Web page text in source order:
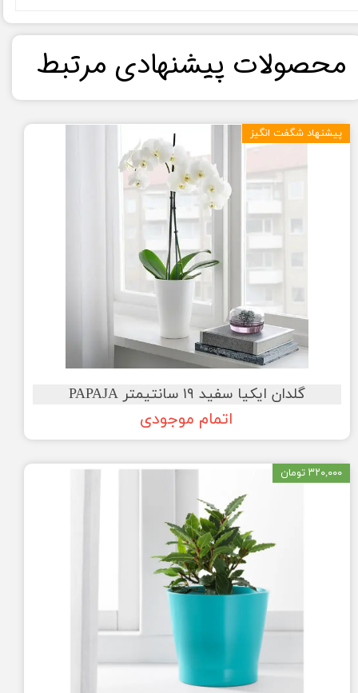
گلدان ایکیا سفید ۱۹ سانتیمتر PAPAJA
اتمام موجودی
پیشنهاد شگفت انگیز
۳۲۰,۰۰۰ تومان
​محصولات پیشنهادی مرتبط​​​​​​​